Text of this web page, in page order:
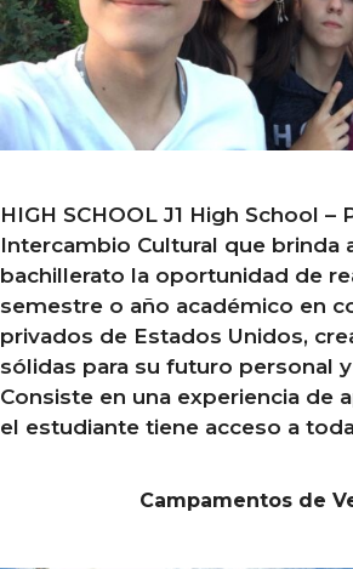
HIGH SCHOOL J1 High School –
Intercambio Cultural que brinda
bachillerato la oportunidad de
semestre o año académico en
privados de Estados Unidos,
sólidas para su futuro personal
Consiste en una experiencia de
el estudiante tiene acceso a
Campamentos de